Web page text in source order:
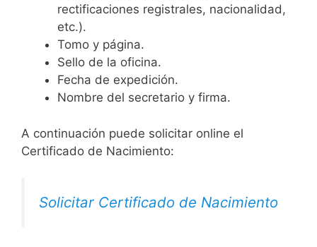
rectificaciones registrales, nacionalidad,
etc.).
Tomo y página.
Sello de la oficina.
Fecha de expedición.
Nombre del secretario y firma.
A continuación puede solicitar online el
Certificado de Nacimiento:
Solicitar Certificado de Nacimiento